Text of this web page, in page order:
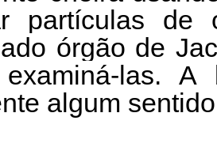
partículas
órgão de
examiná-las.
algum